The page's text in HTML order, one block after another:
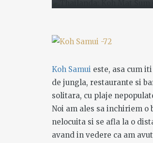
Koh Samui este, asa cum
de jungla, restaurante si
solitara, cu plaje
Noi am ales sa inchiriem o
nelocuita si se afla la o
avand in vedere ca am